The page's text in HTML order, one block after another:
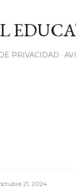
PRIVACIDAD
21, 2024